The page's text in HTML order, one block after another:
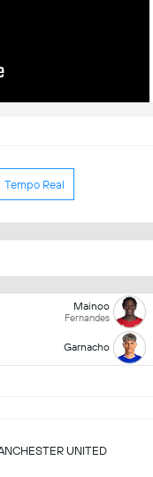
Tempo Real
Mainoo
Fernandes
Garnacho
UNITED